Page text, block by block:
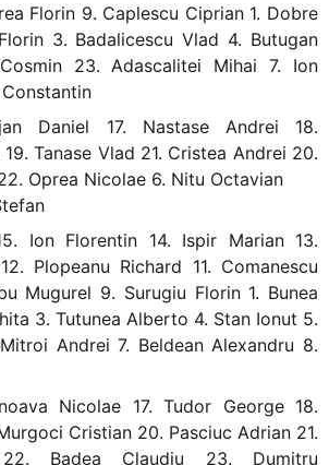
Florin 9. Caplescu Ciprian 1. Dobre
3. Badalicescu Vlad 4. Butugan
23. Adascalitei Mihai 7. Ion
Daniel 17. Nastase Andrei 18.
Tanase Vlad 21. Cristea Andrei 20.
Oprea Nicolae 6. Nitu Octavian
Ion Florentin 14. Ispir Marian 13.
Plopeanu Richard 11. Comanescu
Mugurel 9. Surugiu Florin 1. Bunea
3. Tutunea Alberto 4. Stan Ionut 5.
Andrei 7. Beldean Alexandru 8.
Nicolae 17. Tudor George 18.
Cristian 20. Pasciuc Adrian 21.
Badea Claudiu 23. Dumitru